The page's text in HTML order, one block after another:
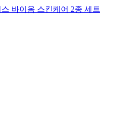
바이옴 스킨케어 2종 세트